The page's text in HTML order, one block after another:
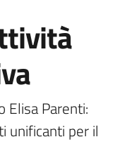
Elisa Parenti:
unificanti per il